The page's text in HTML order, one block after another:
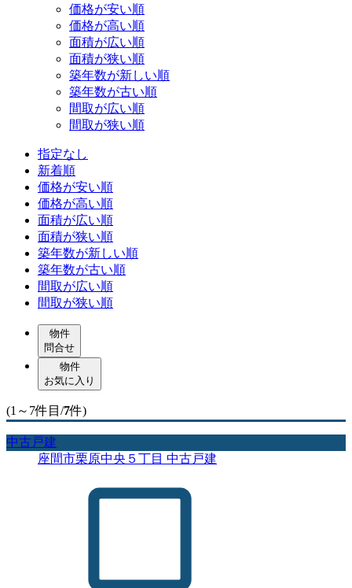
価格が安い順
価格が高い順
面積が広い順
面積が狭い順
築年数が新しい順
築年数が古い順
間取が広い順
間取が狭い順
指定なし
新着順
価格が安い順
価格が高い順
面積が広い順
面積が狭い順
築年数が新しい順
築年数が古い順
間取が広い順
間取が狭い順
物件
問合せ
物件
お気に入り
(1～7件目/7件)
中古戸建
座間市栗原中央５丁目 中古戸建